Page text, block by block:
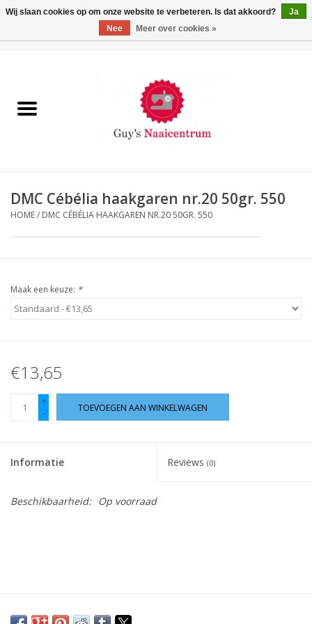
Machines
Opbergsystemen
Stoffen
Breien en haken
Handwerk
Workshop
Cadeaubonnen
DMC Cébélia haakgaren nr.20 50gr. 550
HOME/ DMC CÉBÉLIA HAAKGAREN NR.20 50GR. 550
Maak een keuze: *
€13,65
+
-
TOEVOEGEN AAN WINKELWAGEN
Informatie Reviews (0)
Beschikbaarheid: Op voorraad
Wij slaan cookies op om onze website te verbeteren. Is dat akkoord?
Ja
Nee
Meer over cookies »